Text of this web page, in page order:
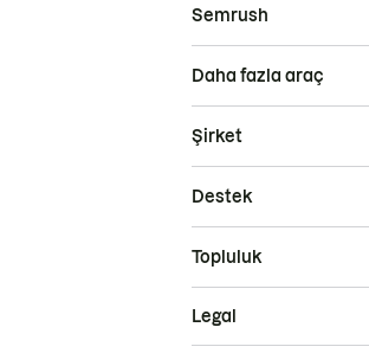
Semrush
Daha fazla araç
Şirket
Destek
Topluluk
Legal